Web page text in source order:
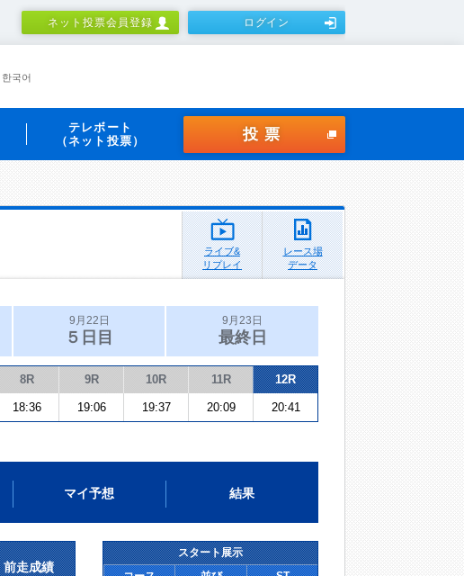
ネット投票会員登録 ログイン
한국어
テレボート
（ネット投票）
投票
ライブ&
リプレイ
レース場
データ
9月22日
５日目
9月23日
最終日
8R 9R 10R 11R 12R
18:36 19:06 19:37 20:09 20:41
マイ予想 結果
前走成績
スタート展示